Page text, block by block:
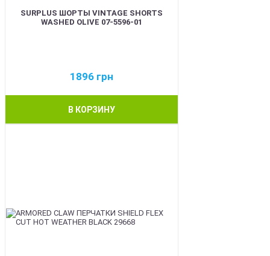
SURPLUS ШОРТЫ VINTAGE SHORTS
WASHED OLIVE 07-5596-01
1896 грн
В КОРЗИНУ